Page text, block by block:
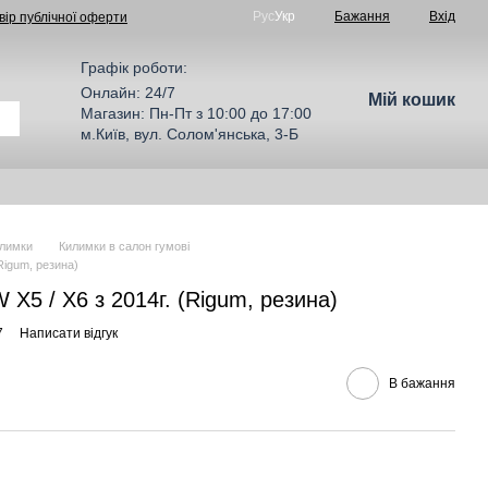
публічної оферти РусУкр Бажання Вхід
Графік роботи:
Онлайн: 24/7
Магазин: Пн-Пт з 10:00 до 17:00
м.Київ, вул. Солом'янська, 3-Б
Мій кошик
Килимки в салон гумові
резина)
X5 / X6 з 2014г. (Rigum, резина)
Написати відгук
В бажання